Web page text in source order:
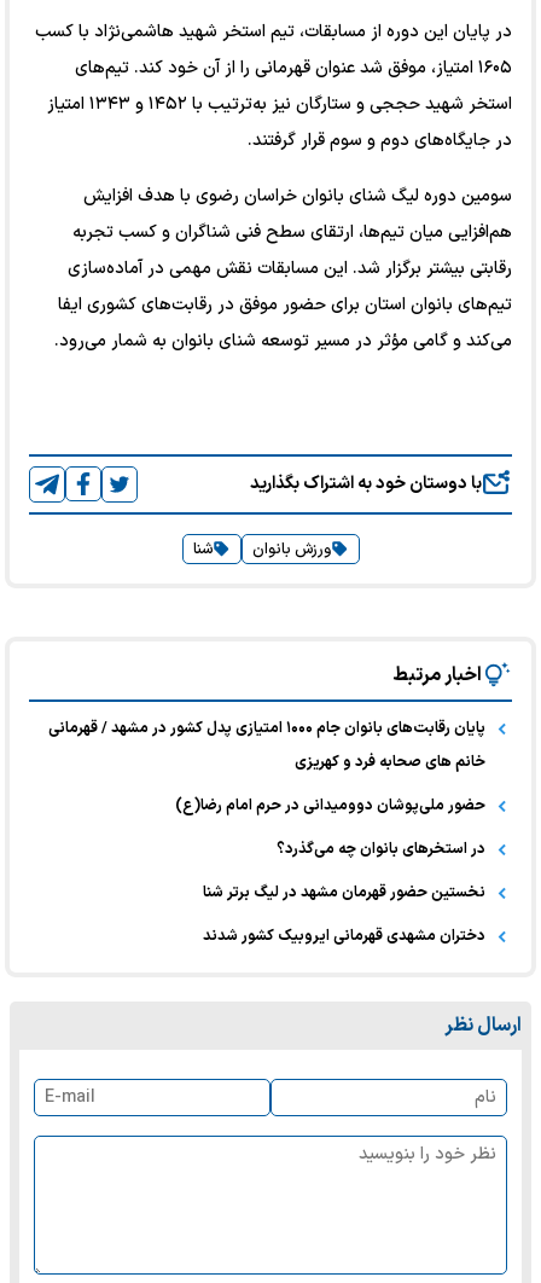
در پایان این دوره از مسابقات، تیم استخر شهید هاشمی‌نژاد با کسب
۱۶۰۵ امتیاز، موفق شد عنوان قهرمانی را از آن خود کند. تیم‌های
استخر شهید حججی و ستارگان نیز به‌ترتیب با ۱۴۵۲ و ۱۳۴۳ امتیاز
در جایگاه‌های دوم و سوم قرار گرفتند.
سومین دوره لیگ شنای بانوان خراسان رضوی با هدف افزایش
هم‌افزایی میان تیم‌ها، ارتقای سطح فنی شناگران و کسب تجربه
رقابتی بیشتر برگزار شد. این مسابقات نقش مهمی در آماده‌سازی
تیم‌های بانوان استان برای حضور موفق در رقابت‌های کشوری ایفا
می‌کند و گامی مؤثر در مسیر توسعه شنای بانوان به شمار می‌رود.
با دوستان خود به اشتراک بگذارید
ورزش بانوان شنا
اخبار مرتبط
پایان رقابت‌های بانوان جام ۱۰۰۰ امتیازی پدل کشور در مشهد / قهرمانی
خانم های صحابه فرد و کهریزی
حضور ملی‌پوشان دوومیدانی در حرم امام رضا(ع)
در استخرهای بانوان چه می‌گذرد؟
نخستین حضور قهرمان مشهد در لیگ برتر شنا
دختران مشهدی قهرمانی ایروبیک کشور شدند
ارسال نظر